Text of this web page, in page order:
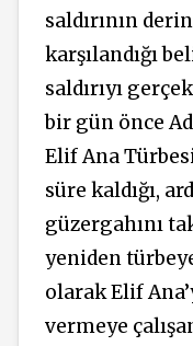
saldırının
karşılandığı
saldırıyı
bir gün önce
Elif Ana
süre kaldığı,
güzergahını
yeniden
olarak Elif
vermeye